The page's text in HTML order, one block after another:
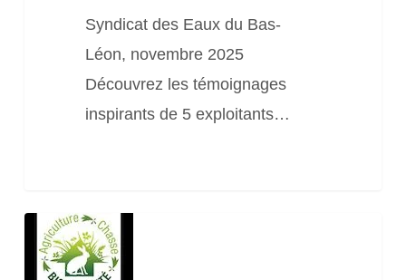
Syndicat des Eaux du Bas-
Léon, novembre 2025
Découvrez les témoignages
inspirants de 5 exploitants…
Aménager
ses